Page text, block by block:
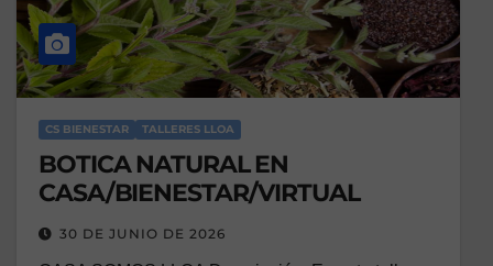
CS BIENESTAR TALLERES LLOA
BOTICA NATURAL EN
CASA/BIENESTAR/VIRTUAL
30 DE JUNIO DE 2026